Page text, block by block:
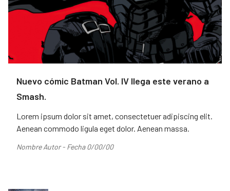
Nuevo cómic Batman Vol. IV llega este verano a
Smash.
Lorem ipsum dolor sit amet, consectetuer adipiscing elit.
Aenean commodo ligula eget dolor. Aenean massa.
Nombre Autor - Fecha 0/00/00